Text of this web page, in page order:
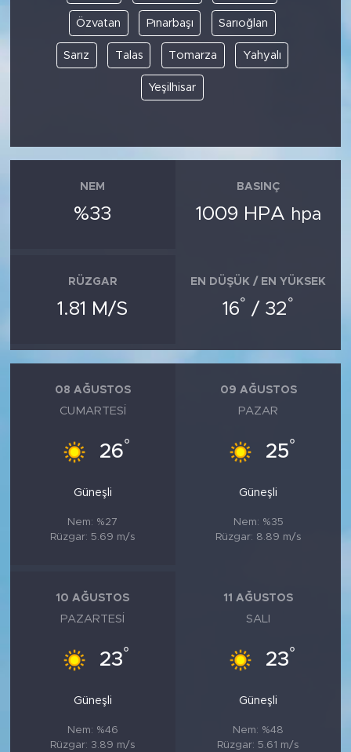
Özvatan Pınarbaşı Sarıoğlan
Sarız Talas Tomarza Yahyalı
Yeşilhisar
NEM
%33
BASINÇ
1009 HPA hpa
RÜZGAR
1.81 M/S
EN DÜŞÜK / EN YÜKSEK
16° / 32°
08 AĞUSTOS
CUMARTESI
26°
Güneşli
Nem: %27
Rüzgar: 5.69 m/s
09 AĞUSTOS
PAZAR
25°
Güneşli
Nem: %35
Rüzgar: 8.89 m/s
10 AĞUSTOS
PAZARTESI
23°
Güneşli
Nem: %46
Rüzgar: 3.89 m/s
11 AĞUSTOS
SALI
23°
Güneşli
Nem: %48
Rüzgar: 5.61 m/s
SPOR
KÜLTÜR SANAT
KADIN
VİDEOLAR
ALINTI YAZARLAR
SOSYAL MEDYA